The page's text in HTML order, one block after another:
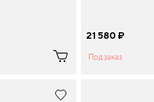
21 580 ¤
Под заказ